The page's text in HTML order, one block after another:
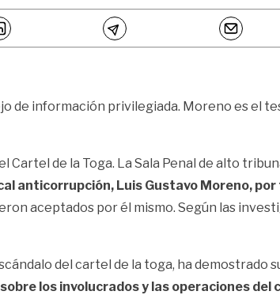
información privilegiada. Moreno es el
de la Toga. La Sala Penal de alto
anticorrupción, Luis Gustavo Moreno, por
aceptados por él mismo. Según las
del cartel de la toga, ha demostrado
los involucrados y las operaciones